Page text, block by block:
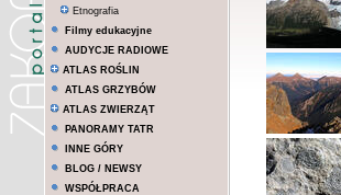
Etnografia
Filmy edukacyjne
AUDYCJE RADIOWE
ATLAS ROŚLIN
ATLAS GRZYBÓW
ATLAS ZWIERZĄT
PANORAMY TATR
INNE GÓRY
BLOG / NEWSY
WSPÓŁPRACA